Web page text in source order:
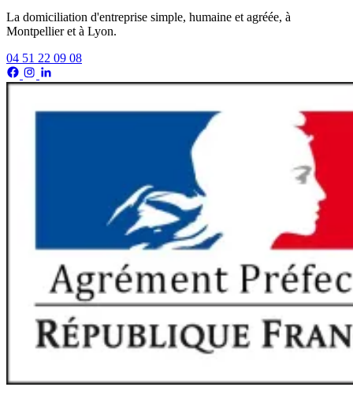
La domiciliation d'entreprise simple, humaine et agréée, à
Montpellier et à Lyon.
04 51 22 09 08